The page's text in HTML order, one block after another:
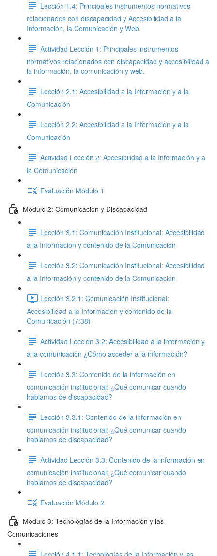
Lección 1.4: Principales instrumentos normativos
relacionados con discapacidad y Accesibilidad a la
Información, la Comunicación y Web.
Actividad Lección 1: Principales instrumentos
normativos relacionados con discapacidad y accesibilidad a
la información, la comunicación y web.
Lección 2.1: Accesibilidad a la Información y a la
Comunicación
Lección 2.2: Accesibilidad a la Información y a la
Comunicación
Actividad Lección 2: Accesibilidad a la Información y a
la Comunicación
Evaluación Módulo 1
Módulo 2: Comunicación y Discapacidad
Lección 3.1: Comunicación Institucional: Accesibilidad
a la Información y contenido de la Comunicación
Lección 3.2: Comunicación Institucional: Accesibilidad
a la Información y contenido de la Comunicación
Lección 3.2.1: Comunicación Institucional:
Accesibilidad a la Información y contenido de la
Comunicación (7:38)
Actividad Lección 3.2: Accesibilidad a la información y
a la comunicación ¿Cómo acceder a la información?
Lección 3.3: Contenido de la información en
comunicación institucional: ¿Qué comunicar cuando
hablamos de discapacidad?
Lección 3.3.1: Contenido de la información en
comunicación institucional: ¿Qué comunicar cuando
hablamos de discapacidad?
Actividad Lección 3.3: Contenido de la información en
comunicación institucional: ¿Qué comunicar cuando
hablamos de discapacidad?
Evaluación Módulo 2
Módulo 3: Tecnologías de la Información y las
Comunicaciones
Lección 4.1.1: Tecnologías de la Información y las